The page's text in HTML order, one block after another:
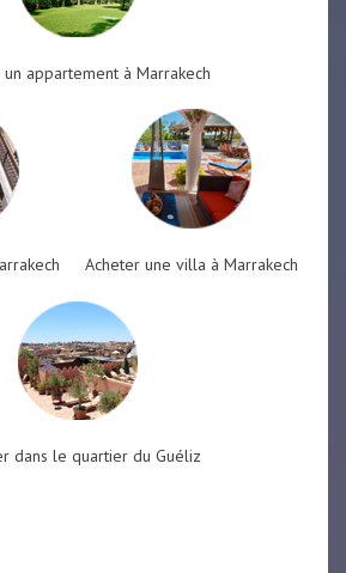
appartement à Marrakech
Acheter une villa à Marrakech
dans le quartier du Guéliz